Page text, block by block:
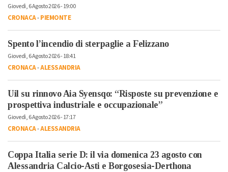
Giovedì, 6 Agosto 2026 - 19:00
CRONACA-PIEMONTE
Spento l’incendio di sterpaglie a Felizzano
Giovedì, 6 Agosto 2026 - 18:41
CRONACA-ALESSANDRIA
Uil su rinnovo Aia Syensqo: “Risposte su prevenzione e
prospettiva industriale e occupazionale”
Giovedì, 6 Agosto 2026 - 17:17
CRONACA-ALESSANDRIA
Coppa Italia serie D: il via domenica 23 agosto con
Alessandria Calcio-Asti e Borgosesia-Derthona